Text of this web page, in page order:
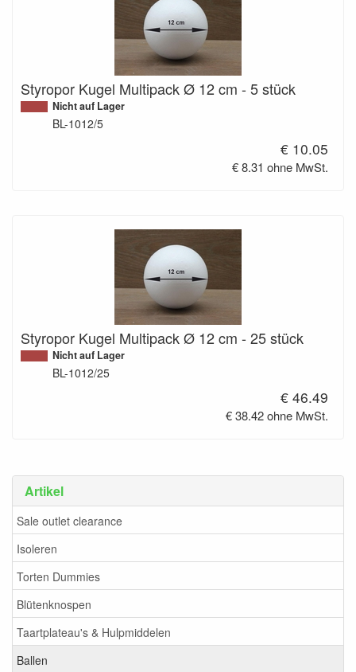
Artikel
Sale outlet clearance
Isoleren
Torten Dummies
Blütenknospen
Taartplateau's & Hulpmiddelen
Ballen
Styropor Kugel Multipack Ø 12 cm - 5 stück
Nicht auf Lager
BL-1012/5
€ 10.05
€ 8.31 ohne MwSt.
Styropor Kugel Multipack Ø 12 cm - 25 stück
Nicht auf Lager
BL-1012/25
€ 46.49
€ 38.42 ohne MwSt.